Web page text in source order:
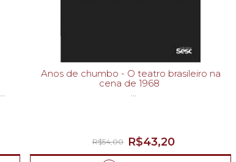
Anos de chumbo - O teatro brasileiro na
cena de 1968
R$43,20
R$54,00